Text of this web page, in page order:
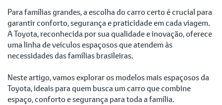
Para famílias grandes, a escolha do carro certo é crucial para
garantir conforto, segurança e praticidade em cada viagem.
A Toyota, reconhecida por sua qualidade e inovação, oferece
uma linha de veículos espaçosos que atendem às
necessidades das famílias brasileiras.
Neste artigo, vamos explorar os modelos mais espaçosos da
Toyota, ideais para quem busca um carro que combine
espaço, conforto e segurança para toda a família.